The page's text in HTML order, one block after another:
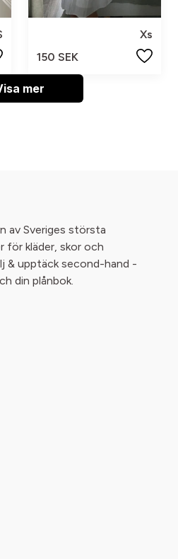
Xs
150 SEK
mer
av Sveriges största
för kläder, skor och
& upptäck second-hand -
din plånbok.